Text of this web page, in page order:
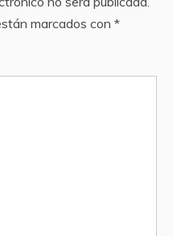
marcados con *